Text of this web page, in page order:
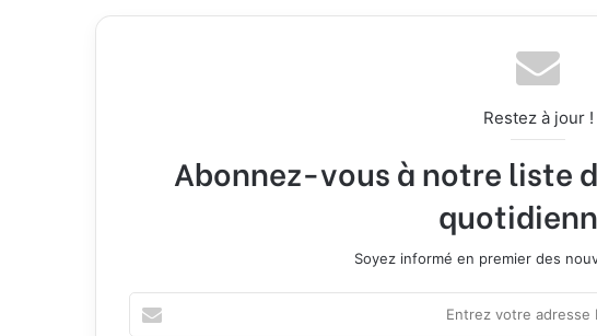
ok
e
m at
Restez à jour !
Abonnez-vous à notre liste
Soyez informé en premier des